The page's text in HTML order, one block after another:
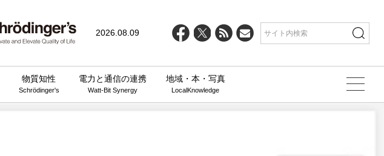
2026.08.09
物質知性
Schrödinger's
電力と通信の連携
Watt-Bit Synergy
地域・本・写真
LocalKnowledge